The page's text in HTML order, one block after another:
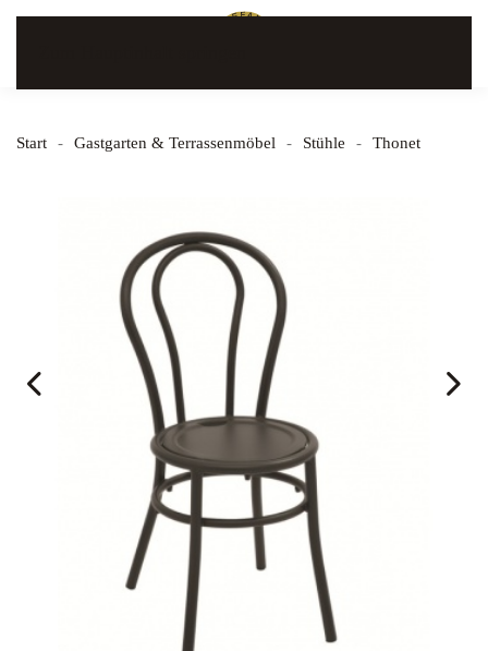
Start Gastgarten & Terrassenmöbel Stühle Thonet